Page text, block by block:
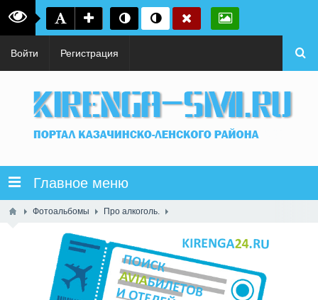
Войти Регистрация
Главное меню
Фотоальбомы Про алкоголь.